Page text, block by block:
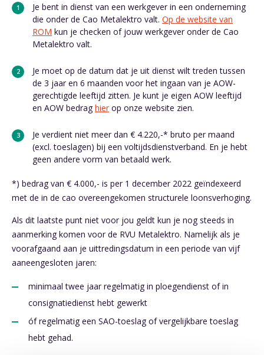
Je bent in dienst van een werkgever in een onderneming
die onder de Cao Metalektro valt. Op de website van
ROM kun je checken of jouw werkgever onder de Cao
Metalektro valt.
Je moet op de datum dat je uit dienst wilt treden tussen
de 3 jaar en 6 maanden voor het ingaan van je AOW-
gerechtigde leeftijd zitten. Je kunt je eigen AOW leeftijd
en AOW bedrag hier op onze website zien.
Je verdient niet meer dan € 4.220,-* bruto per maand
(excl. toeslagen) bij een voltijdsdienstverband. En je hebt
geen andere vorm van betaald werk.
*) bedrag van € 4.000,- is per 1 december 2022 geïndexeerd
met de in de cao overeengekomen structurele loonsverhoging.
Als dit laatste punt niet voor jou geldt kun je nog steeds in
aanmerking komen voor de RVU Metalektro. Namelijk als je
voorafgaand aan je uittredingsdatum in een periode van vijf
aaneengesloten jaren:
minimaal twee jaar regelmatig in ploegendienst of in
consignatiedienst hebt gewerkt
óf regelmatig een SAO-toeslag of vergelijkbare toeslag
hebt gehad.